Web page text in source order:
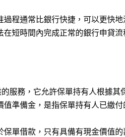
程通常比銀行快捷，可以更快地
短時間內完成正常的銀行申貸流
服務，它允許保單持有人根據其
準備金，是指保單持有人已繳
單借款，只有具備有現金價值的